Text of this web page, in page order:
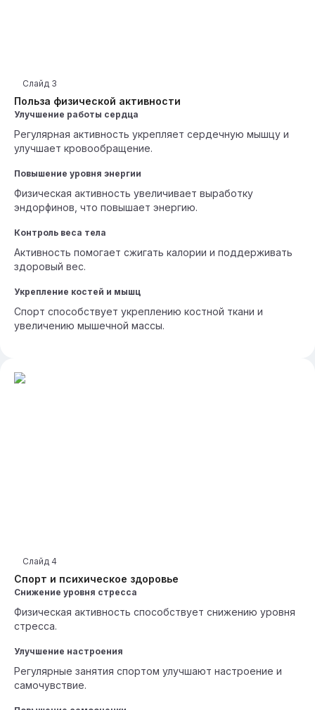
Польза физической активности
Слайд 3
Улучшение работы сердца
Регулярная активность укрепляет сердечную мышцу и
улучшает кровообращение.
Повышение уровня энергии
Физическая активность увеличивает выработку
эндорфинов, что повышает энергию.
Контроль веса тела
Активность помогает сжигать калории и поддерживать
здоровый вес.
Укрепление костей и мышц
Спорт способствует укреплению костной ткани и
увеличению мышечной массы.
Спорт и психическое здоровье
Слайд 4
Снижение уровня стресса
Физическая активность способствует снижению уровня
стресса.
Улучшение настроения
Регулярные занятия спортом улучшают настроение и
самочувствие.